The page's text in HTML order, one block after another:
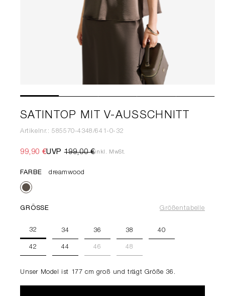
SATINTOP MIT V-AUSSCHNITT
Artikelnr.: 585570-4348/641-0-32
99,90 €UVP199,00 €inkl. MwSt.
FARBE dreamwood
GRÖSSE Größentabelle
32 34 36 38 40
42 44 46 48
Unser Model ist 177 cm groß und trägt Größe 36.